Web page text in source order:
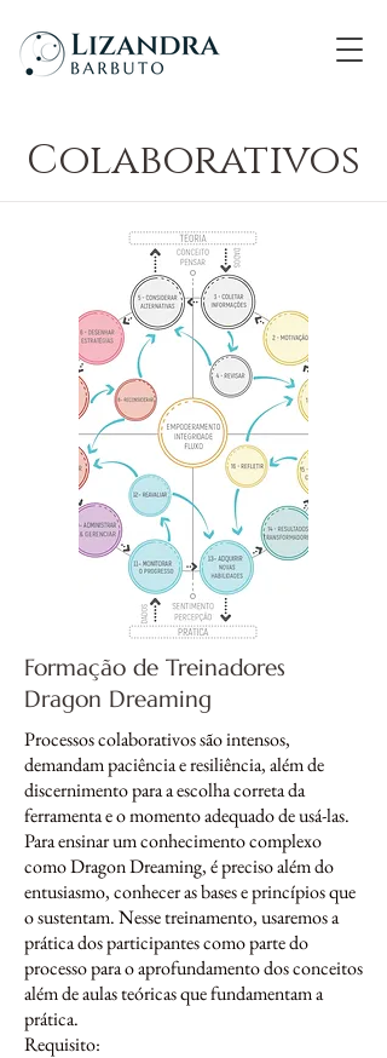
Colaborativos
Formação de Treinadores
Dragon Dreaming
Processos colaborativos são intensos,
demandam paciência e resiliência, além de
discernimento para a escolha correta da
ferramenta e o momento adequado de usá-las.
Para ensinar um conhecimento complexo
como Dragon Dreaming, é preciso além do
entusiasmo, conhecer as bases e princípios que
o sustentam. Nesse treinamento, usaremos a
prática dos participantes como parte do
processo para o aprofundamento dos conceitos
além de aulas teóricas que fundamentam a
prática.
Requisito: